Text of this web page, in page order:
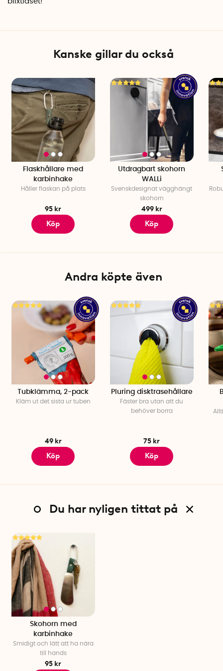
Kanske gillar du också
Flaskhållare med
karbinhake
Håller flaskan på plats
95 kr
Köp
Utdragbart skohorn
WALLi
Svenskdesignat vägghängt
skohorn
499 kr
Köp
Andra köpte även
Tubklämma, 2-pack
Kläm ut det sista ur tuben
49 kr
Köp
Pluring disktrasehållare
Fäster bra utan att du
behöver borra
75 kr
Köp
Du har nyligen tittat på
Skohorn med
karbinhake
Smidigt och lätt att ha nära
till hands
95 kr